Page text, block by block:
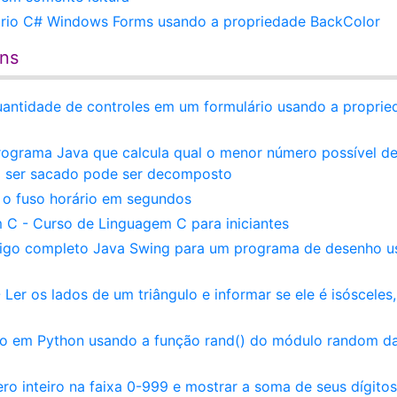
C# Windows Forms usando a propriedade BackColor
de controles em um formulário usando a
Java que calcula qual o menor número possível de
sacado pode ser decomposto
fuso horário em segundos
- Curso de Linguagem C para iniciantes
completo Java Swing para um programa de desenho
os lados de um triângulo e informar se ele é isósceles,
em Python usando a função rand() do módulo random
inteiro na faixa 0-999 e mostrar a soma de seus